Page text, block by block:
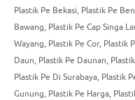
Plastik Pe Bekasi, Plastik Pe
Bawang, Plastik Pe Cap Singa
Wayang, Plastik Pe Cor, Plastik
Daun, Plastik Pe Daunan,
Plastik Pe Di Surabaya, Plastik
Gunung, Plastik Pe Harga,